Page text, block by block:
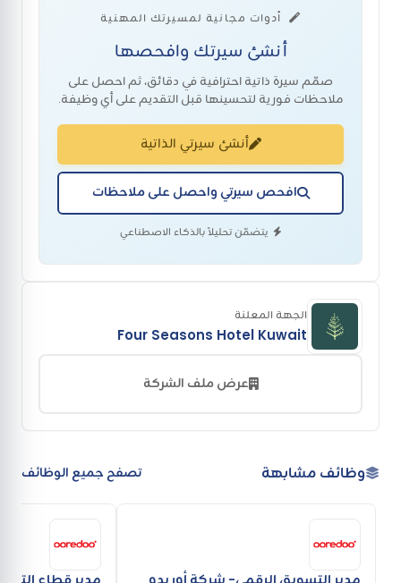
أدوات مجانية لمسيرتك المهنية
أنشئ سيرتك وافحصها
صمّم سيرة ذاتية احترافية في دقائق، ثم احصل على
ملاحظات فورية لتحسينها قبل التقديم على أي وظيفة.
أنشئ سيرتي الذاتية
افحص سيرتي واحصل على ملاحظات
يتضمّن تحليلاً بالذكاء الاصطناعي
الجهة المعلنة
Four Seasons Hotel Kuwait
عرض ملف الشركة
وظائف مشابهة تصفح جميع الوظائف
مدير التسويق الرقمي- شركة أوريدو
مدير قطاع